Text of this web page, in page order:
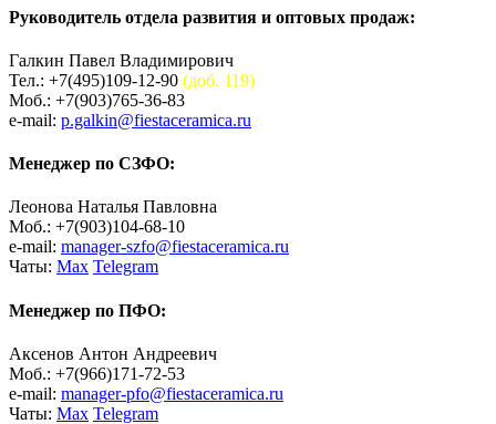
Руководитель отдела развития и оптовых продаж:
Галкин Павел Владимирович
Тел.: +7(495)109-12-90 (доб. 119)
Моб.: +7(903)765-36-83
e-mail: p.galkin@fiestaceramica.ru
Менеджер по СЗФО:
Леонова Наталья Павловна
Моб.: +7(903)104-68-10
e-mail: manager-szfo@fiestaceramica.ru
Чаты: Max Telegram
Менеджер по ПФО:
Аксенов Антон Андреевич
Моб.: +7(966)171-72-53
e-mail: manager-pfo@fiestaceramica.ru
Чаты: Max Telegram